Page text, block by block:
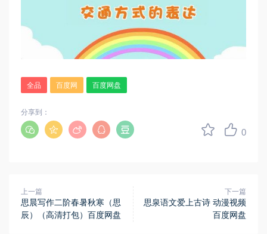
全品 百度网 百度网盘
0
分享到：
上一篇
思晨写作二阶春暑秋寒（思
辰）（高清打包）百度网盘
下一篇
思泉语文爱上古诗 动漫视频
百度网盘